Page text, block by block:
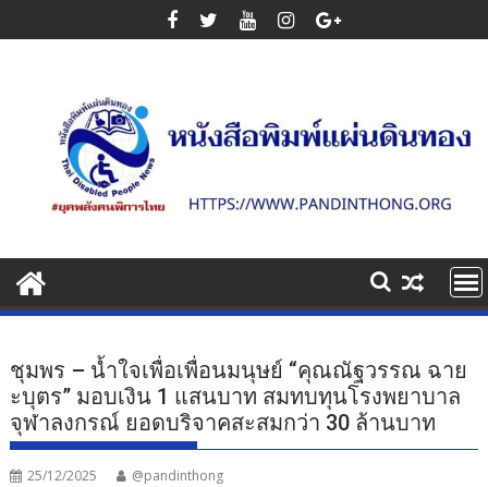
to
ชุมพร – น้ำใจเพื่อเพื่อนมนุษย์ “คุณณัฐวรรณ ฉาย
ะบุตร” มอบเงิน 1 แสนบาท สมทบทุนโรงพยาบาล
จุฬาลงกรณ์ ยอดบริจาคสะสมกว่า 30 ล้านบาท
25/12/2025 @pandinthong